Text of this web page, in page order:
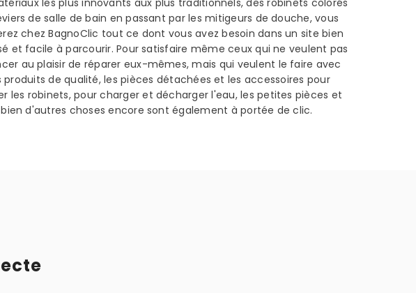
les plus innovants aux plus traditionnels, des robinets colorés
de salle de bain en passant par les mitigeurs de douche, vous
chez BagnoClic tout ce dont vous avez besoin dans un site bien
et facile à parcourir. Pour satisfaire même ceux qui ne veulent pas
au plaisir de réparer eux-mêmes, mais qui veulent le faire avec
produits de qualité, les pièces détachées et les accessoires pour
les robinets, pour charger et décharger l'eau, les petites pièces et
bien d'autres choses encore sont également à portée de clic.